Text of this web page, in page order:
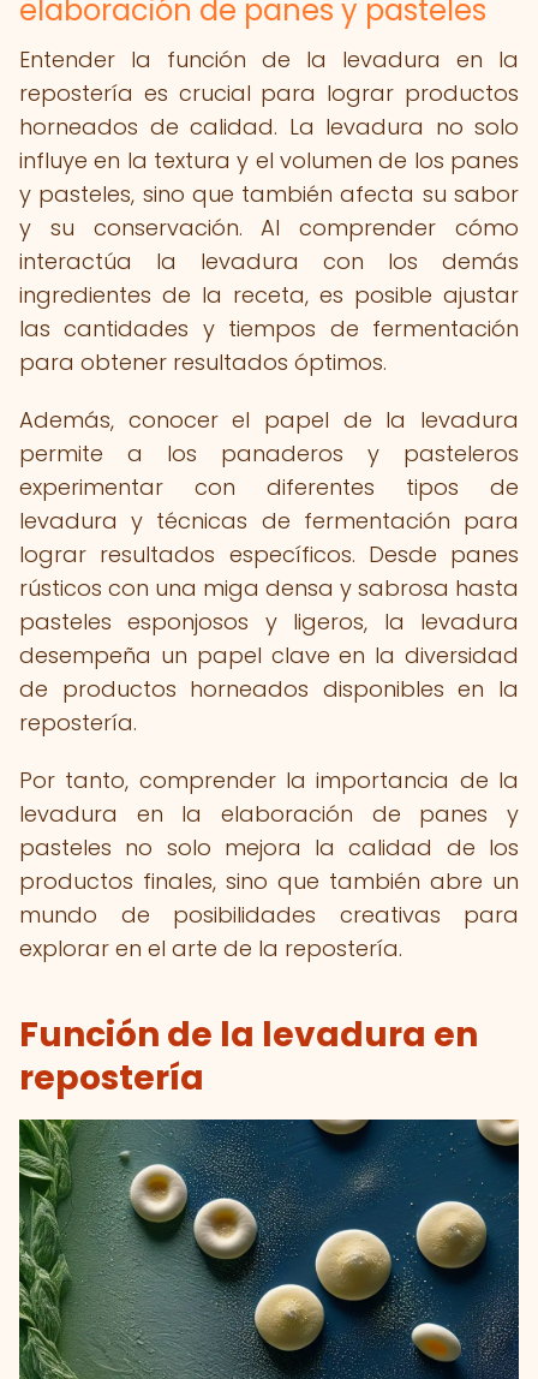
elaboración de panes y pasteles
Entender la función de la levadura en la
repostería es crucial para lograr productos
horneados de calidad. La levadura no solo
influye en la textura y el volumen de los panes
y pasteles, sino que también afecta su sabor
y su conservación. Al comprender cómo
interactúa la levadura con los demás
ingredientes de la receta, es posible ajustar
las cantidades y tiempos de fermentación
para obtener resultados óptimos.
Además, conocer el papel de la levadura
permite a los panaderos y pasteleros
experimentar con diferentes tipos de
levadura y técnicas de fermentación para
lograr resultados específicos. Desde panes
rústicos con una miga densa y sabrosa hasta
pasteles esponjosos y ligeros, la levadura
desempeña un papel clave en la diversidad
de productos horneados disponibles en la
repostería.
Por tanto, comprender la importancia de la
levadura en la elaboración de panes y
pasteles no solo mejora la calidad de los
productos finales, sino que también abre un
mundo de posibilidades creativas para
explorar en el arte de la repostería.
Función de la levadura en
repostería